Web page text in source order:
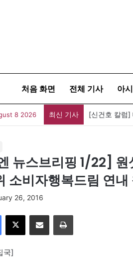
처음 화면 전체 기사 아
8 2026 최신 기사 유가협 창립
뉴스브리핑 1/22] 원
소비자행복드림 연내
26, 2016
이메일
국]